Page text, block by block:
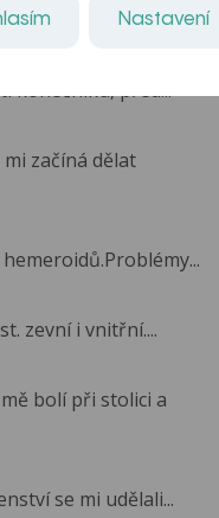
krvácanie pri...
konečníku, před...
začíná dělat
zevní i vnitřní....
bolí při stolici a
se mi udělali...
Nastavení